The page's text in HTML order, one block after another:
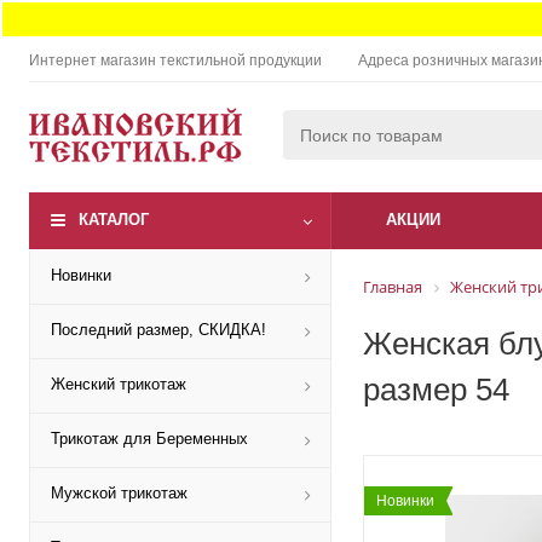
Интернет магазин текстильной продукции Адреса розничных
КАТАЛОГ АКЦИИ
Новинки
Последний размер, СКИДКА!
Женский трикотаж
Трикотаж для Беременных
Мужской трикотаж
Главная Женский
Женская
размер 54
Новинки